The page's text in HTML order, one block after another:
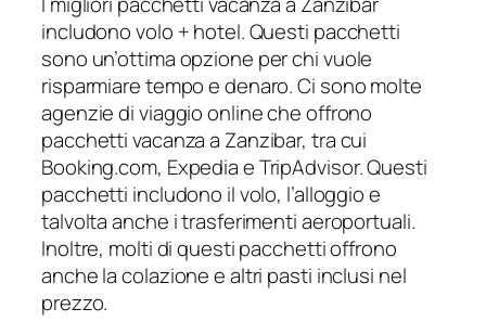
includono volo + hotel. Questi pacchetti
sono un’ottima opzione per chi vuole
risparmiare tempo e denaro. Ci sono molte
agenzie di viaggio online che offrono
pacchetti vacanza a Zanzibar, tra cui
Booking.com, Expedia e TripAdvisor. Questi
pacchetti includono il volo, l’alloggio e
talvolta anche i trasferimenti aeroportuali.
Inoltre, molti di questi pacchetti offrono
anche la colazione e altri pasti inclusi nel
prezzo.